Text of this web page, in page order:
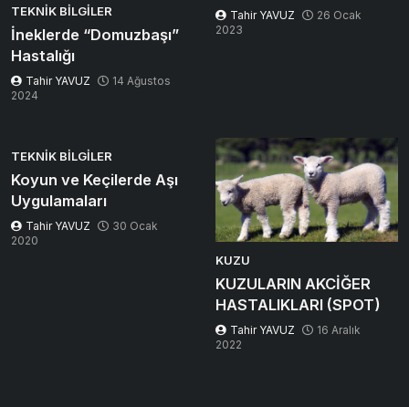
TEKNIK BILGILER
İneklerde “Domuzbaşı”
Hastalığı
Tahir YAVUZ
14 Ağustos
2024
Tahir YAVUZ
26 Ocak
2023
TEKNIK BILGILER
Koyun ve Keçilerde Aşı
Uygulamaları
Tahir YAVUZ
30 Ocak
2020
KUZU
KUZULARIN AKCİĞER
HASTALIKLARI (SPOT)
Tahir YAVUZ
16 Aralık
2022